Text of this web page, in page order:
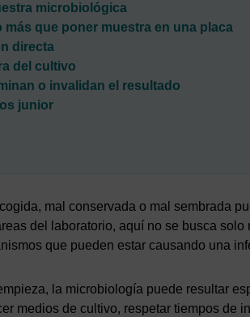
microbiológica
que poner muestra en una placa
directa
del cultivo
o invalidan el resultado
junior
mal conservada o mal sembrada
del laboratorio, aquí no se busca solo
que pueden estar causando una
la microbiología puede resultar
medios de cultivo, respetar tiempos de